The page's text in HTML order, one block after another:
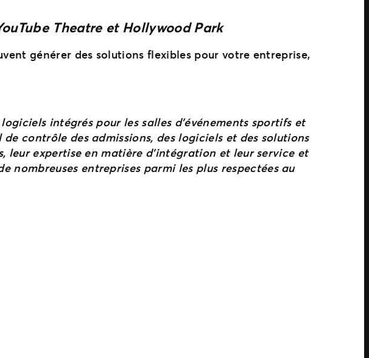
Theatre et Hollywood Park
générer des solutions flexibles pour votre entreprise,
intégrés pour les salles d’événements sportifs et
contrôle des admissions, des logiciels et des solutions
leur expertise en matière d’intégration et leur service et
nombreuses entreprises parmi les plus respectées au